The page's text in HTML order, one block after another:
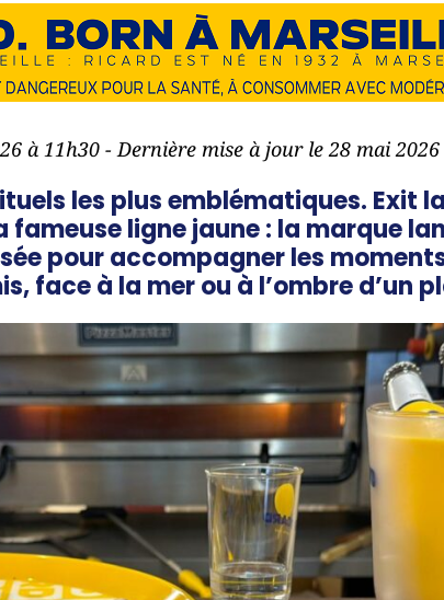
à 11h30 - Dernière mise à jour le 28 mai
les plus emblématiques. Exit
ligne jaune : la marque
pour accompagner les
face à la mer ou à l’ombre d’un